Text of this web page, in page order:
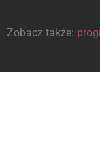
Zobacz także: